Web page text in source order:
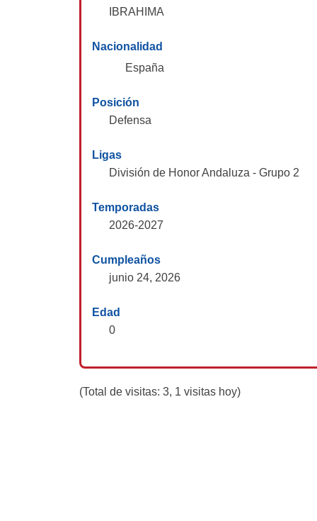
IBRAHIMA
Nacionalidad
España
Posición
Defensa
Ligas
División de Honor Andaluza - Grupo 2
Temporadas
2026-2027
Cumpleaños
junio 24, 2026
Edad
0
(Total de visitas: 3, 1 visitas hoy)